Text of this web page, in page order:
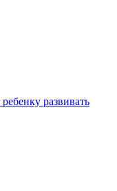
развивать